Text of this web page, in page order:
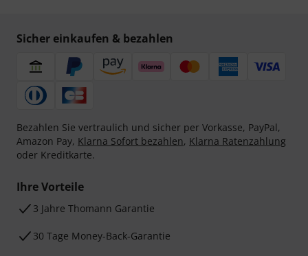
Sicher einkaufen & bezahlen
Bezahlen Sie vertraulich und sicher per Vorkasse, PayPal,
Amazon Pay, Klarna Sofort bezahlen, Klarna Ratenzahlung
oder Kreditkarte.
Ihre Vorteile
3 Jahre Thomann Garantie
30 Tage Money-Back-Garantie